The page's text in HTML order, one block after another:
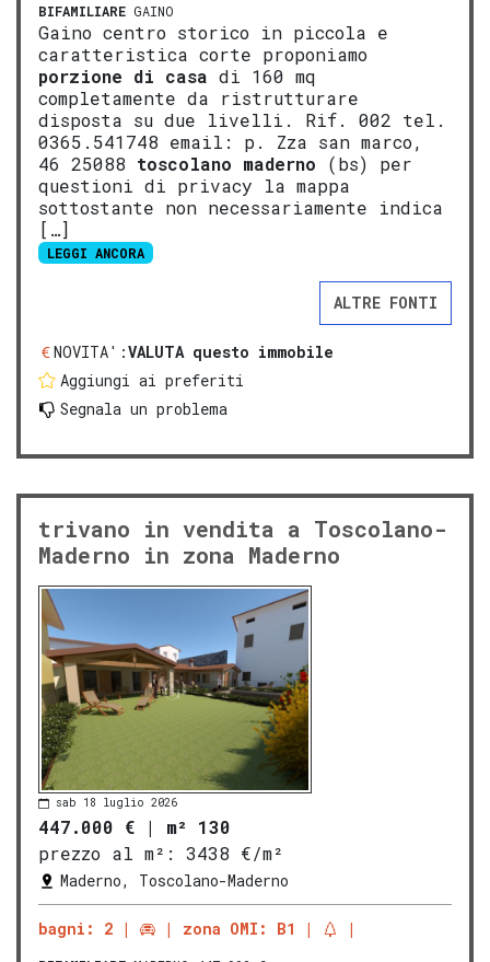
BIFAMILIARE GAINO
Gaino centro storico in piccola e
caratteristica corte proponiamo
porzione di casa di 160 mq
completamente da ristrutturare
disposta su due livelli. Rif. 002 tel.
0365.541748 email: p. Zza san marco,
46 25088 toscolano maderno (bs) per
questioni di privacy la mappa
sottostante non necessariamente indica
[…]
LEGGI ANCORA
ALTRE FONTI
NOVITA':VALUTA questo immobile
Aggiungi ai preferiti
Segnala un problema
trivano in vendita a Toscolano-
Maderno in zona Maderno
sab 18 luglio 2026
447.000 € | m² 130
prezzo al m²:
3438 €/m²
Maderno, Toscolano-Maderno
bagni: 2 zona OMI: B1